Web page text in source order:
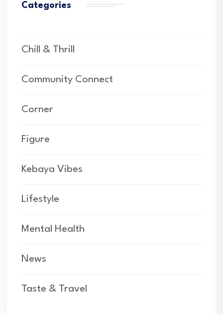
Categories
Chill & Thrill
Community Connect
Corner
Figure
Kebaya Vibes
Lifestyle
Mental Health
News
Taste & Travel